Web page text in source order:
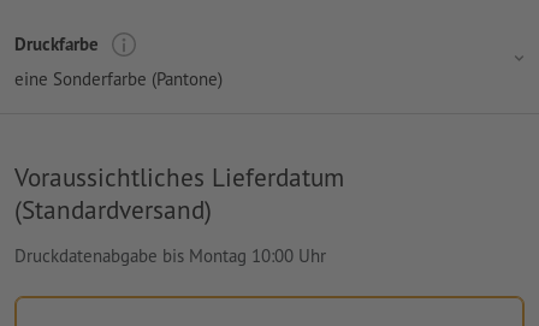
Druckfarbe
eine Sonderfarbe (Pantone)
Voraussichtliches Lieferdatum
(Standardversand)
Druckdatenabgabe bis Montag 10:00 Uhr